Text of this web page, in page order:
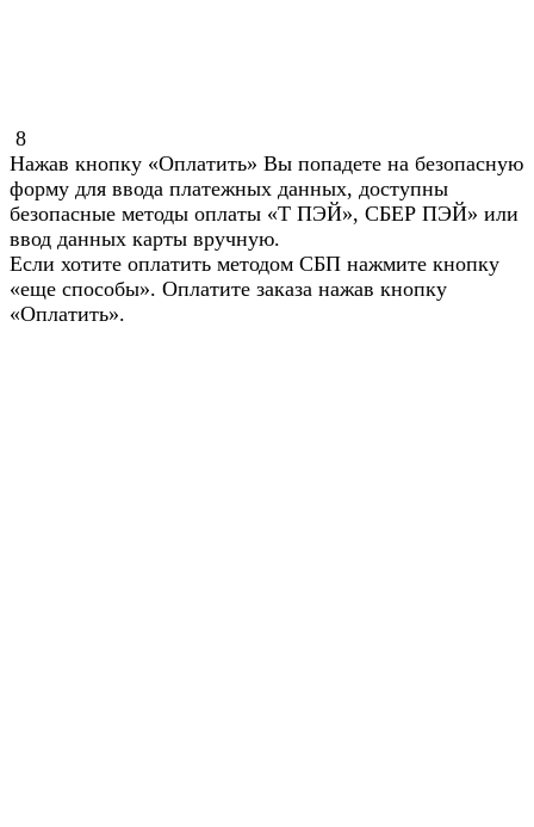
8
Нажав кнопку «Оплатить» Вы попадете на безопасную
форму для ввода платежных данных, доступны
безопасные методы оплаты «Т ПЭЙ», СБЕР ПЭЙ» или
ввод данных карты вручную.
Если хотите оплатить методом СБП нажмите кнопку
«еще способы». Оплатите заказа нажав кнопку
«Оплатить».